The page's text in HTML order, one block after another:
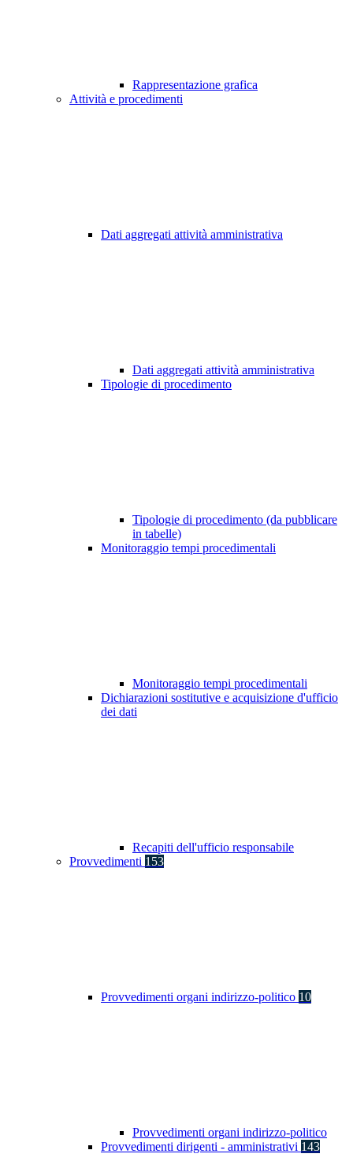
Rappresentazione grafica
Attività e procedimenti
Dati aggregati attività amministrativa
Dati aggregati attività amministrativa
Tipologie di procedimento
Tipologie di procedimento (da pubblicare
in tabelle)
Monitoraggio tempi procedimentali
Monitoraggio tempi procedimentali
Dichiarazioni sostitutive e acquisizione d'ufficio
dei dati
Recapiti dell'ufficio responsabile
Provvedimenti 153
Provvedimenti organi indirizzo-politico 10
Provvedimenti organi indirizzo-politico
Provvedimenti dirigenti - amministrativi 143